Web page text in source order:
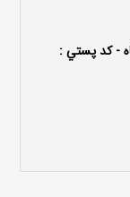
- كد پستي :